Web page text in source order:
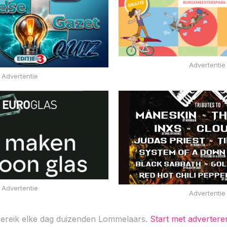
Advertentie
Advertentie
Advertentie
Advertentie
elke dag duizenden Lommelaars. Start met